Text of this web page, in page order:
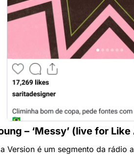
– ‘Messy’ (live for
Version é um segmento da rádio